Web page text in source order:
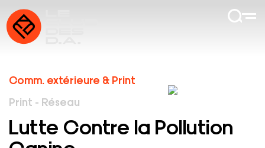
Comm. extérieure & Print
Print - Réseau
Lutte Contre la Pollution